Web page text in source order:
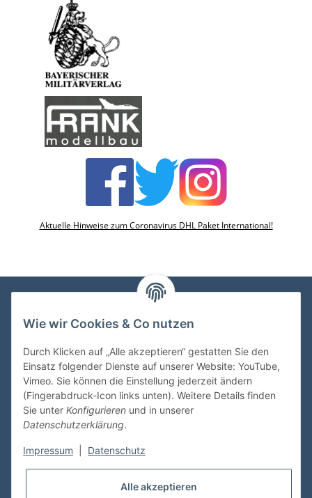
Aktuelle Hinweise zum Coronavirus DHL Paket International!
VDMedien24.de
Kasernenstraße 6-10
66482 Zweibrücken
Tel. 06332 72710
eMail: heinz.nickel@vdmedien.de
Wie wir Cookies & Co nutzen
Durch Klicken auf „Alle akzeptieren“ gestatten Sie den
Einsatz folgender Dienste auf unserer Website: YouTube,
Vimeo. Sie können die Einstellung jederzeit ändern
(Fingerabdruck-Icon links unten). Weitere Details finden
Sie unter Konfigurieren und in unserer
Datenschutzerklärung.
Impressum Datenschutz
Alle akzeptieren